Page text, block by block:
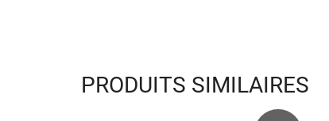
PRODUITS SIMILAIRES